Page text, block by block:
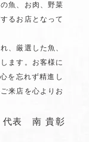
魚、お肉、野菜
るお店となって
、厳選した魚、
ます。お客様に
を忘れず精進し
来店を心よりお
代表 南 貴彰